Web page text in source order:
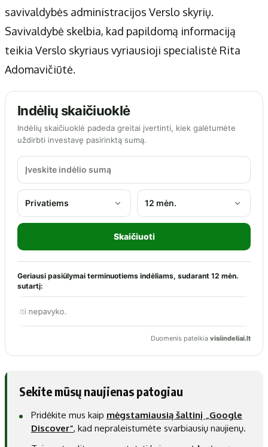
savivaldybės administracijos Verslo skyrių.
Savivaldybė skelbia, kad papildomą informaciją
teikia Verslo skyriaus vyriausioji specialistė Rita
Adomavičiūtė.
Sekite mūsų naujienas patogiau
Pridėkite mus kaip mėgstamiausią šaltinį „Google
Discover“, kad nepraleistumėte svarbiausių naujienų.